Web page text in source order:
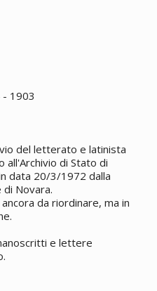
1903
del letterato e latinista
all'Archivio di Stato di
data 20/3/1972 dalla
di Novara.
da riordinare, ma in
e lettere